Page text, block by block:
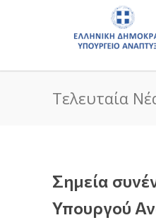
Τελευταία
Σημεία
Υπουργού